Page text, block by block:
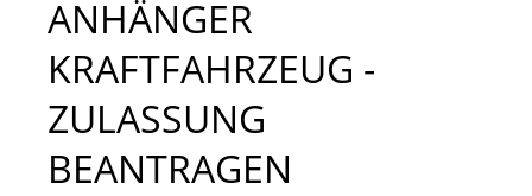
ANHÄNGER
KRAFTFAHRZEUG -
ZULASSUNG
BEANTRAGEN